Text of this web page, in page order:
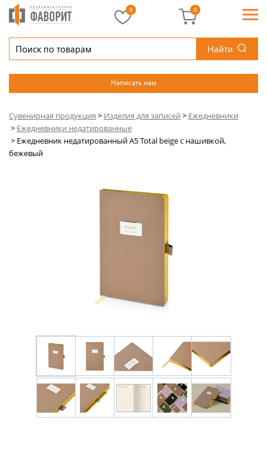
Найти
Написать нам
0 0
Сувенирная продукция > Изделия для записей > Ежедневники
> Ежедневники недатированные
> Ежедневник недатированный А5 Total beige с нашивкой,
бежевый